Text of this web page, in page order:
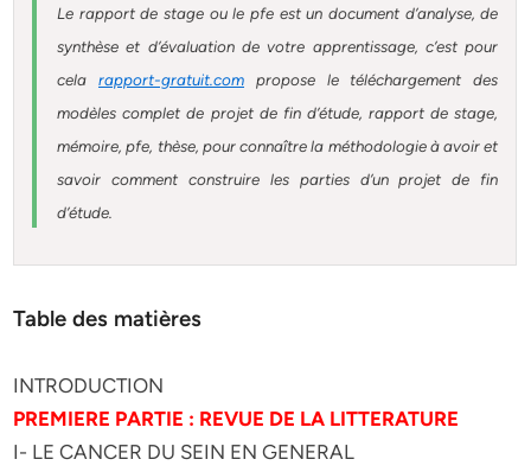
Le rapport de stage ou le pfe est un document d’analyse, de
synthèse et d’évaluation de votre apprentissage, c’est pour
celarapport-gratuit.com propose le téléchargement des
modèles complet de projet de fin d’étude, rapport de stage,
mémoire, pfe, thèse, pour connaître la méthodologie à avoir et
savoir comment construire les parties d’un projet de fin
d’étude.
Table des matières
INTRODUCTION
PREMIERE PARTIE : REVUE DE LA LITTERATURE
I- LE CANCER DU SEIN EN GENERAL